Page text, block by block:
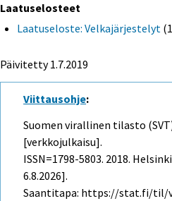
Laatuselosteet
Laatuseloste: Velkajärjestelyt
Päivitetty 1.7.2019
Viittausohje:
Suomen virallinen tilasto
[verkkojulkaisu].
ISSN=1798-5803. 2018.
6.8.2026].
Saantitapa: https://stat.fi/til/